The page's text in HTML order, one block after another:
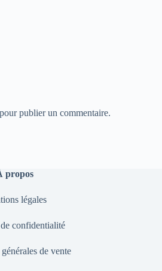
publier un commentaire.
propos
légales
confidentialité
de vente